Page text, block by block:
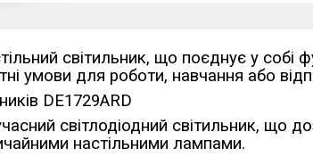
світильник, що поєднує у собі
умови для роботи, навчання або
DE1729ARD
світлодіодний світильник, що
настільними лампами.